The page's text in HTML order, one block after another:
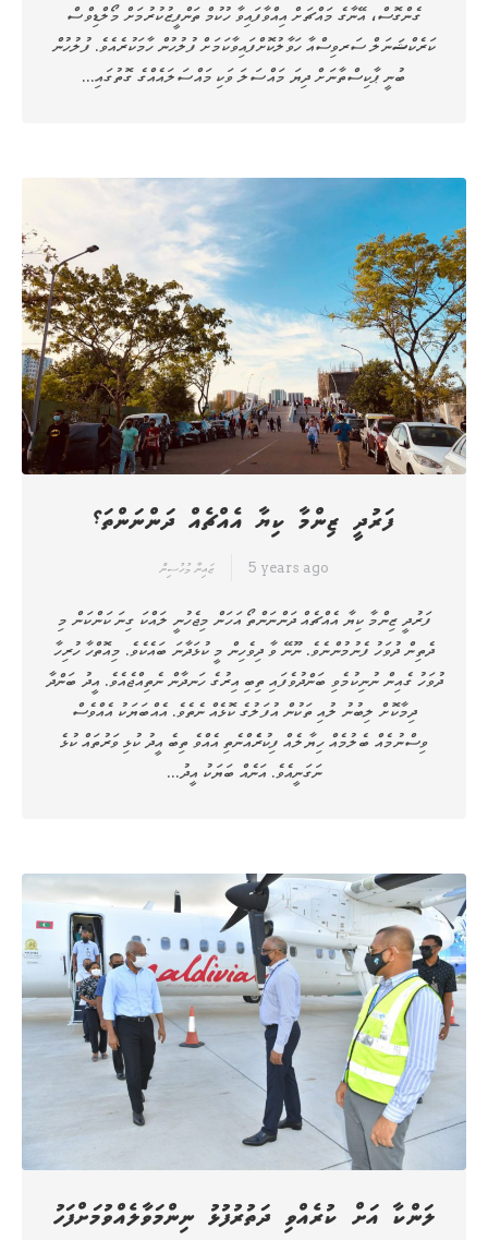
ގެންގޮސް، އޭނާގެ މައްޗަށް އިއްވާފައިވާ ހުކުމް ތަންފީޒުކުރުމަށް މޯލްޑިވްސް
ކަރެކްޝަނަލް ސަރވިސްއާ ހަވާލުކޮށްފައިވާކަމަށް ފުލުހުން ހާމަކުރެއެވެ. ފުލުހުން
ބުނީ ޕާކިސްތާނަށް ދިޔަ މައްސަލަ ވަކި މައްސަލައެއްގެ ގޮތުގައި…
ފަރުދީ ޒިންމާ ކިޔާ އެއްޗެއް ދަންނަންތަ؟
ޒައިނާ މުހުސިން 5 years ago
ފަރުދީ ޒިންމާ ކިޔާ އެއްޗެއް ދަންނަންތޯ އަހަން މިޖެހުނީ ލައްކަ ގިނަ ކަންކަން މި
ދެތިން ދުވަހު ފެނުމުންނެވެ. ނޫނޭ ވާ ދިވެހިން މީ ކުޅަދާނަ ބައެކެވެ. މިއޮތްހާ ހުރިހާ
ދުވަހު ގެއިން ނުނިކުމެވި ބަންދުވެފައި ތިބި އިރުގެ ހަނދާން ނެތިއްޖެއެވެ. އީދު ބަންދާ
ދިމާކޮށް ލިބުނު ލުއި ތަކުން އުފަލުގެ ކޮޅެއް ނެތެވެ. އެއްބަޔަކު އެއްވެސް
ވިސްނުމެއް ބެލުމެއް ހިޔާލެއް ފިކުރެެއްނެތި އެއްވެ ތިބެ އީދު ކުޅި ވަރުތައް ކުޅެ
ނަގަނީއެވެ. އަނެއް ބަޔަކު އީދު…
ލަންކާ އަށް ކުރެއްވި ދަތުރުފުޅު ނިންމަވާލެއްވުމަށްފަހު